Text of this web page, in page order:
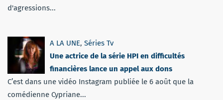
d'agressions...
A LA UNE, Séries Tv
Une actrice de la série HPI en difficultés
financières lance un appel aux dons
C’est dans une vidéo Instagram publiée le 6 août que la
comédienne Cypriane...